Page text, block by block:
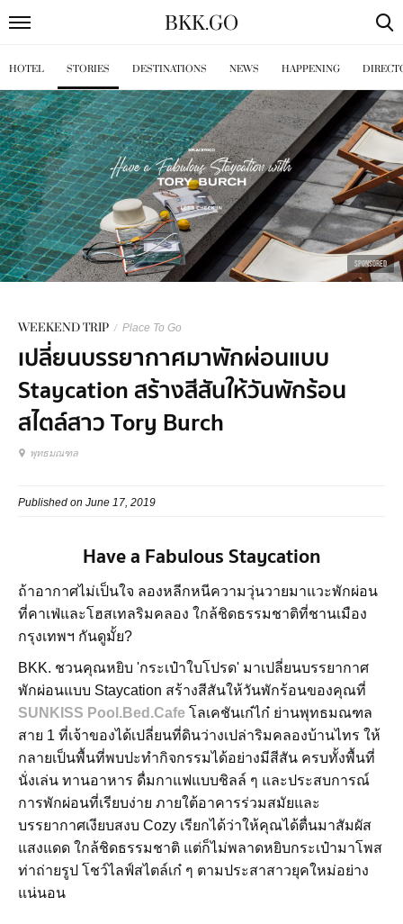
BKK.GO
HOTEL STORIES DESTINATIONS NEWS HAPPENING
SPONSORED
WEEKEND TRIP / Place To Go
เปลี่ยนบรรยากาศมาพักผ่อนแบบ
Staycation สร้างสีสันให้วันพักร้อน
สไตล์สาว Tory Burch
พุทธมณฑล
Published on June 17, 2019
Have a Fabulous Staycation
ถ้าอากาศไม่เป็นใจ ลองหลีกหนีความวุ่นวายมาแวะพักผ่อน
ที่คาเฟ่และโฮสเทลริมคลอง ใกล้ชิดธรรมชาติที่ชานเมือง
กรุงเทพฯ กันดูมั้ย?
BKK. ชวนคุณหยิบ 'กระเป๋าใบโปรด' มาเปลี่ยนบรรยากาศ
พักผ่อนแบบ Staycation สร้างสีสันให้วันพักร้อนของคุณที่
SUNKISS Pool.Bed.Cafe โลเคชันเก๋ไก๋ ย่านพุทธมณฑล
สาย 1 ที่เจ้าของได้เปลี่ยนที่ดินว่างเปล่าริมคลองบ้านไทร ให้
กลายเป็นพื้นที่พบปะทำกิจกรรมได้อย่างมีสีสัน ครบทั้งพื้นที่
นั่งเล่น ทานอาหาร ดื่มกาแฟแบบชิลล์ ๆ และประสบการณ์
การพักผ่อนที่เรียบง่าย ภายใต้อาคารร่วมสมัยและ
บรรยากาศเงียบสงบ Cozy เรียกได้ว่าให้คุณได้ตื่นมาสัมผัส
แสงแดด ใกล้ชิดธรรมชาติ แต่ก็ไม่พลาดหยิบกระเป๋ามาโพส
ท่าถ่ายรูป โชว์ไลฟ์สไตล์เก๋ ๆ ตามประสาสาวยุคใหม่อย่าง
แน่นอน